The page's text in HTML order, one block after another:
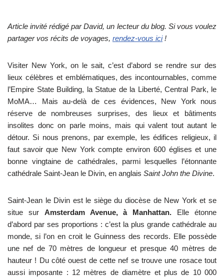
Article invité rédigé par David, un lecteur du blog. Si vous voulez
partager vos récits de voyages, rendez-vous ici!
Visiter New York, on le sait, c’est d’abord se rendre sur des
lieux célèbres et emblématiques, des incontournables, comme
l’Empire State Building, la Statue de la Liberté, Central Park, le
MoMA… Mais au-delà de ces évidences, New York nous
réserve de nombreuses surprises, des lieux et bâtiments
insolites donc on parle moins, mais qui valent tout autant le
détour. Si nous prenons, par exemple, les édifices religieux, il
faut savoir que New York compte environ 600 églises et une
bonne vingtaine de cathédrales, parmi lesquelles l’étonnante
cathédrale Saint-Jean le Divin, en anglais Saint John the Divine.
Saint-Jean le Divin est le siège du diocèse de New York et se
situe sur Amsterdam Avenue, à Manhattan. Elle étonne
d’abord par ses proportions : c’est la plus grande cathédrale au
monde, si l’on en croit le Guinness des records. Elle possède
une nef de 70 mètres de longueur et presque 40 mètres de
hauteur ! Du côté ouest de cette nef se trouve une rosace tout
aussi imposante : 12 mètres de diamètre et plus de 10 000